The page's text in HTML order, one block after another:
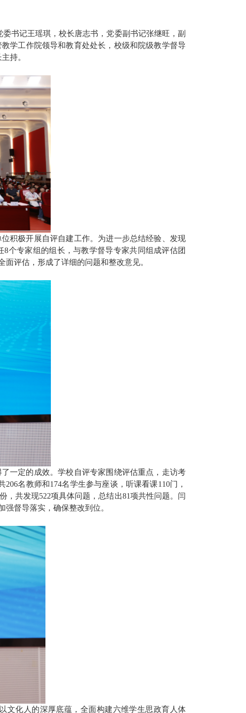
书记王瑶琪，校长唐志书，党委副书记张继旺，副
学工作院领导和教育处处长，校级和院级教学督导
持。
积极开展自评自建工作。为进一步总结经验、发现
8个专家组的组长 ，与教学督导专家共同组成评估团
评估，形成了详细的问题和整改意见。
一定的成效。学校自评专家围绕评估重点，走访考
名教师和174名学生参与座谈，听课看课110门，
，共发现522项具体问题，总结出81项共性问题。闫
督导落实，确保整改到位。
以文化人的深厚底蕴，全面构建六维学生思政育人体